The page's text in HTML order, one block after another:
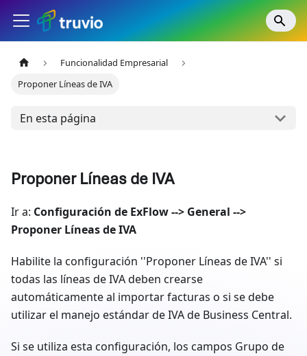
Funcionalidad Empresarial
Proponer Líneas de IVA
En esta página
Proponer Líneas de IVA
Ir a: Configuración de ExFlow --> General -->
Proponer Líneas de IVA
Habilite la configuración ''Proponer Líneas de IVA'' si
todas las líneas de IVA deben crearse
automáticamente al importar facturas o si se debe
utilizar el manejo estándar de IVA de Business Central.
Si se utiliza esta configuración, los campos Grupo de